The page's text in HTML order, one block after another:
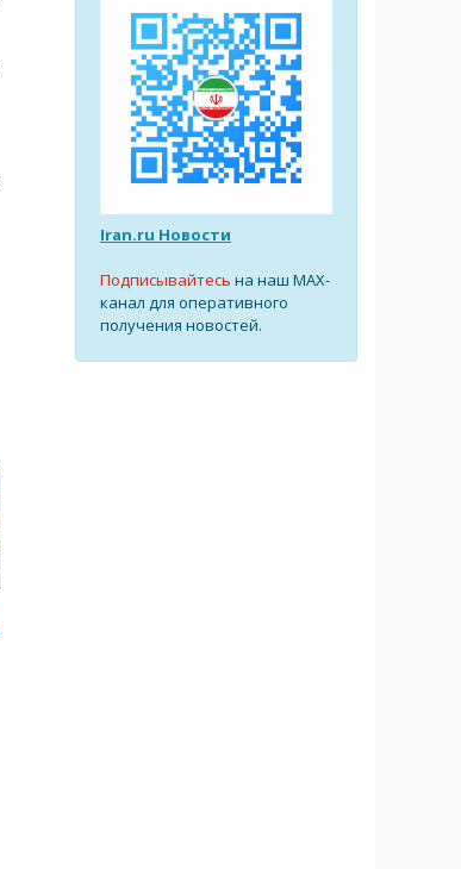
Iran.ru Новости
Подписывайтесь на наш MAX-
канал для оперативного
получения новостей.